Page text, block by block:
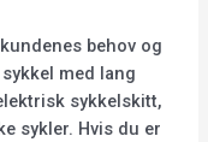
behov og
med lang
sykkelskitt,
sykler. Hvis du er